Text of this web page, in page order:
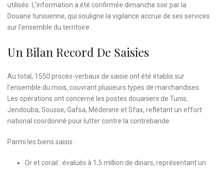
utilisés. L’information a été confirmée dimanche soir par la
Douane tunisienne, qui souligne la vigilance accrue de ses services
sur l’ensemble du territoire.
Un Bilan Record De Saisies
Au total, 1550 procès-verbaux de saisie ont été établis sur
l’ensemble du mois, couvrant plusieurs types de marchandises.
Les opérations ont concerné les postes douaniers de Tunis,
Jendouba, Sousse, Gafsa, Médenine et Sfax, reflétant un effort
national coordonné pour lutter contre la contrebande.
Parmi les biens saisis :
Or et corail : évalués à 1,5 million de dinars, représentant un